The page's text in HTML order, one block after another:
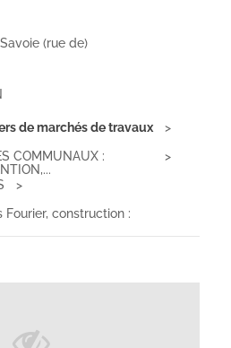
(rue de)
de marchés de travaux
COMMUNAUX :
construction :